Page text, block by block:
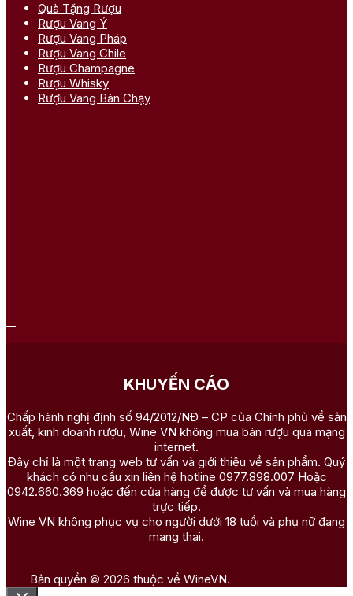
Quà Tặng Rượu
Rượu Vang Ý
Rượu Vang Pháp
Rượu Vang Chile
Rượu Champagne
Rượu Whisky
Rượu Vang Bán Chạy
KHUYẾN CÁO
Chấp hành nghị định số 94/2012/NĐ – CP của Chính phủ về sản
xuất, kinh doanh rượu, Wine VN không mua bán rượu qua mạng
internet.
Đây chỉ là một trang web tư vấn và giới thiệu về sản phẩm. Quý
khách có nhu cầu xin liên hệ hotline 0977.898.007 Hoặc
0942.660.369 hoặc đến cửa hàng để được tư vấn và mua hàng
trực tiếp.
Wine VN không phục vụ cho người dưới 18 tuổi và phụ nữ đang
mang thai.
Bản quyền © 2026 thuộc về WineVN.